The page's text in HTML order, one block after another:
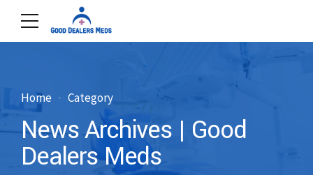
Home Category
News Archives | Good
Dealers Meds